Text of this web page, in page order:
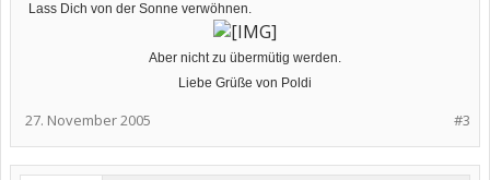
Lass Dich von der Sonne verwöhnen.
Aber nicht zu übermütig werden.
Liebe Grüße von Poldi
#3
27. November 2005